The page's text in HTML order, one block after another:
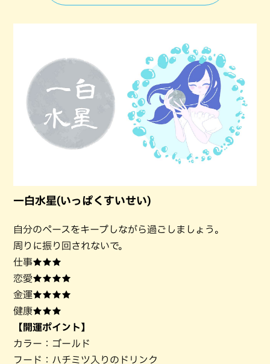
一白水星(いっぱくすいせい)
自分のペースをキープしながら過ごしましょう。
周りに振り回されないで。
仕事★★★
恋愛★★★★
金運★★★★
健康★★★
【開運ポイント】
カラー：ゴールド
フード：ハチミツ入りのドリンク